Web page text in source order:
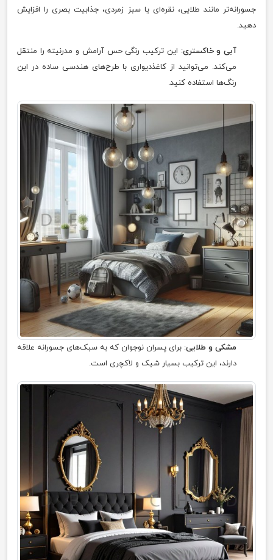
جسورانه‌تر مانند طلایی، نقره‌ای یا سبز زمردی، جذابیت بصری را افزایش
دهید.
آبی و خاکستری: این ترکیب رنگی حس آرامش و مدرنیته را منتقل
می‌کند. می‌توانید از کاغذدیواری با طرح‌های هندسی ساده در این
رنگ‌ها استفاده کنید.
مشکی و طلایی: برای پسران نوجوان که به سبک‌های جسورانه علاقه
دارند، این ترکیب بسیار شیک و لاکچری است.